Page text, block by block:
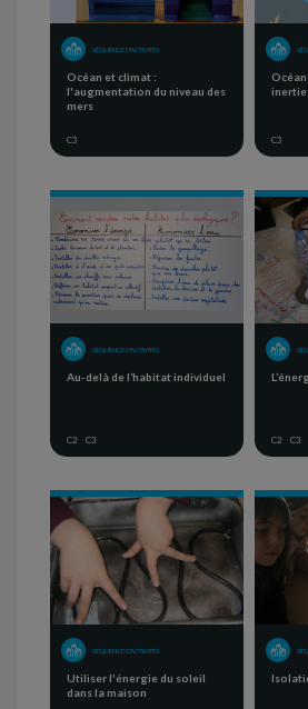
SÉQUENCE D'ACTIVITÉS
Océan et climat :
l'augmentation du niveau des
mers
C3
inertie
C3
SÉQUENCE D'ACTIVITÉS
Au-delà de l’habitat individuel
C2 C3 C2 C3
SÉQUENCE D'ACTIVITÉS
Utiliser l'énergie du soleil
dans la maison